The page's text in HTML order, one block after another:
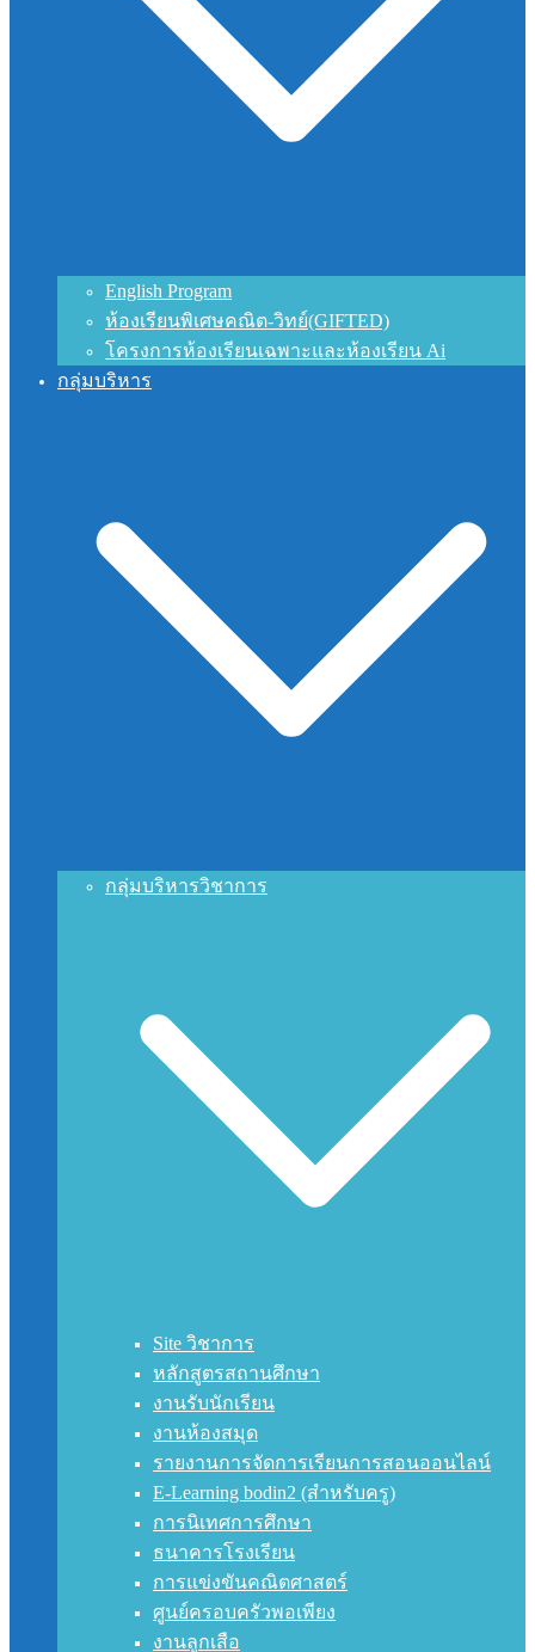
English Program
ห้องเรียนพิเศษคณิต-วิทย์(GIFTED)
โครงการห้องเรียนเฉพาะและห้องเรียน Ai
กลุ่มบริหาร
กลุ่มบริหารวิชาการ
Site วิชาการ
หลักสูตรสถานศึกษา
งานรับนักเรียน
งานห้องสมุด
รายงานการจัดการเรียนการสอนออนไลน์
E-Learning bodin2 (สำหรับครู)
การนิเทศการศึกษา
ธนาคารโรงเรียน
การแข่งขันคณิตศาสตร์
ศูนย์ครอบครัวพอเพียง
งานลูกเสือ